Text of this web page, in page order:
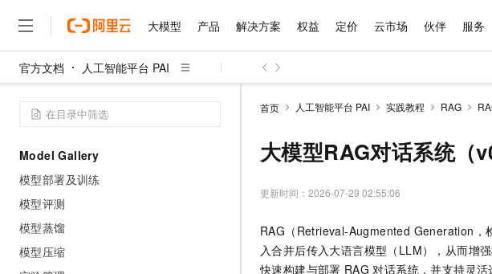
大模型 产品 解决方案 权益 定价 云市场 伙伴 服务
官方文档 人工智能平台 PAI
AI计算资源概述
资源配额（Quota）
AI计算资源实践教程
Model Gallery
模型部署及训练
模型评测
模型蒸馏
模型压缩
首页 人工智能平台 PAI 实践教程 RAG
大模型RAG对话系统（
更新时间： 2026-07-29 02:55:06
RAG（Retrieval-Augmented Generation，
入合并后传入大语言模型（LLM），从而增
快速构建与部署 RAG 对话系统，并支持灵活
大模型
千问AI平台
Qwen3.8-Max HOT
智能体时代全能旗舰模型
Kimi-
Kimi 最
产品
精选产品
人工智能与机器学习
计算
精选产品
大模型服务与应用平台
多元化、高性能、安全可靠的大模型服务
无影云电脑
随时随地安全接入的云上超级电脑
提供智能
人工智
一站式
解决方案
精选解决方案
AI
互联网应用开发
精选解决方案
上传文档即自动完成翻译和格式还原
Hermes Agent，打造自进化智能体
自主进化，持久记忆，越用越聪明
5 分钟
权益 普惠上云
云服务器38元/年起，超值低价云产品抢先购
推荐新用户得奖励，单订单最高返9万
云工开物
高校专属算力普惠，学生认证享300元代金券
AI 特惠
Token
定价 产品定价
了解云产品的定价详情
云上成本管理
管理和优化成本
价格
自助选
价格
云市场 精选商城
多端小程序
观测云
Tuya 物联网平台阿里云版
数据与
手机三
OCR 文
发票查验
伙伴 成为销售伙伴
咨询伙伴
销售伙伴合作计划
无影生态合作计划
Salesforce On Alibaba Cloud
成为产
产品生
服务 售前咨询
售后服务
自助服务
在线服务
工单服务
企业增
专家技
企业成
服务实践
了解阿里云 为什么选择阿里云
技术领先
分析师报告
研究报告与白皮书
最佳实
云上奥
看见新
金融模